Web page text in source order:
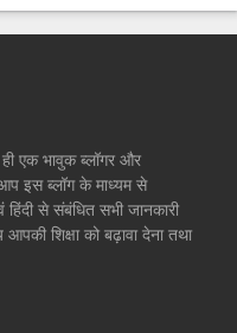
एक भावुक ब्लॉगर और
ब्लॉग के माध्यम से
से संबंधित सभी जानकारी
शिक्षा को बढ़ावा देना तथा